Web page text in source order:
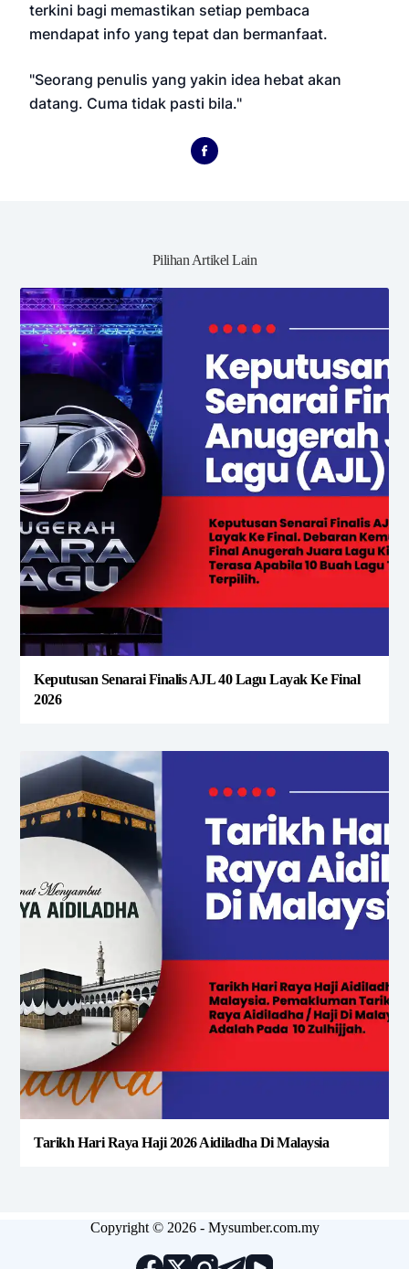
terkini bagi memastikan setiap pembaca
mendapat info yang tepat dan bermanfaat.
"Seorang penulis yang yakin idea hebat akan
datang. Cuma tidak pasti bila."
Pilihan Artikel Lain
Keputusan Senarai Finalis AJL 40 Lagu Layak Ke Final
2026
Tarikh Hari Raya Haji 2026 Aidiladha Di Malaysia
Copyright © 2026 - Mysumber.com.my